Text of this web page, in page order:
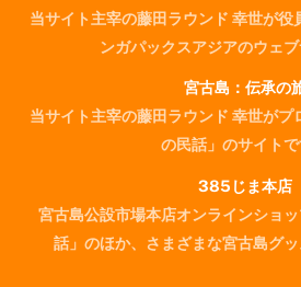
当サイト主宰の藤田ラウンド 幸世が役
ンガパックスアジアのウェブ
宮古島：伝承の
当サイト主宰の藤田ラウンド 幸世がプ
の民話」のサイトで
385じま本店
宮古島公設市場本店オンラインショ
話」のほか、さまざまな宮古島グッ